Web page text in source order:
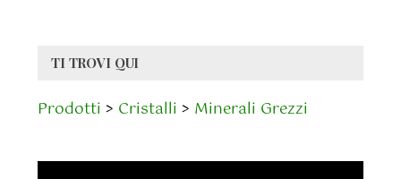
TI TROVI QUI
Prodotti > Cristalli > Minerali Grezzi